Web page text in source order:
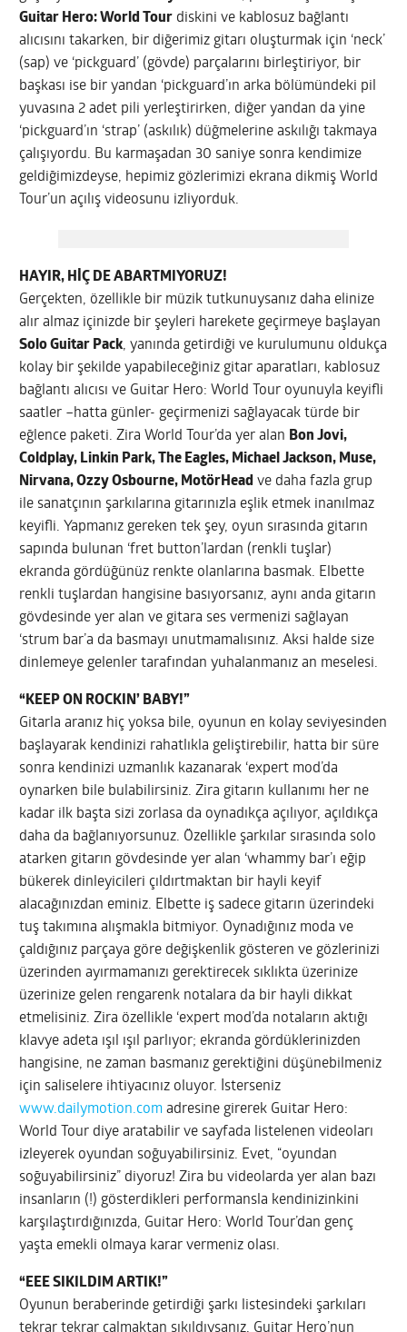
Guitar Hero: World Tour diskini ve kablosuz bağlantı
alıcısını takarken, bir diğerimiz gitarı oluşturmak için ‘neck’
(sap) ve ‘pickguard’ (gövde) parçalarını birleştiriyor, bir
başkası ise bir yandan ‘pickguard’ın arka bölümündeki pil
yuvasına 2 adet pili yerleştirirken, diğer yandan da yine
‘pickguard’ın ‘strap’ (askılık) düğmelerine askılığı takmaya
çalışıyordu. Bu karmaşadan 30 saniye sonra kendimize
geldiğimizdeyse, hepimiz gözlerimizi ekrana dikmiş World
Tour’un açılış videosunu izliyorduk.
HAYIR, HİÇ DE ABARTMIYORUZ!
Gerçekten, özellikle bir müzik tutkunuysanız daha elinize
alır almaz içinizde bir şeyleri harekete geçirmeye başlayan
Solo Guitar Pack, yanında getirdiği ve kurulumunu oldukça
kolay bir şekilde yapabileceğiniz gitar aparatları, kablosuz
bağlantı alıcısı ve Guitar Hero: World Tour oyunuyla keyifli
saatler –hatta günler- geçirmenizi sağlayacak türde bir
eğlence paketi. Zira World Tour’da yer alan Bon Jovi,
Coldplay, Linkin Park, The Eagles, Michael Jackson, Muse,
Nirvana, Ozzy Osbourne, MotörHead ve daha fazla grup
ile sanatçının şarkılarına gitarınızla eşlik etmek inanılmaz
keyifli. Yapmanız gereken tek şey, oyun sırasında gitarın
sapında bulunan ‘fret button’lardan (renkli tuşlar)
ekranda gördüğünüz renkte olanlarına basmak. Elbette
renkli tuşlardan hangisine basıyorsanız, aynı anda gitarın
gövdesinde yer alan ve gitara ses vermenizi sağlayan
‘strum bar’a da basmayı unutmamalısınız. Aksi halde size
dinlemeye gelenler tarafından yuhalanmanız an meselesi.
“KEEP ON ROCKIN’ BABY!”
Gitarla aranız hiç yoksa bile, oyunun en kolay seviyesinden
başlayarak kendinizi rahatlıkla geliştirebilir, hatta bir süre
sonra kendinizi uzmanlık kazanarak ‘expert mod’da
oynarken bile bulabilirsiniz. Zira gitarın kullanımı her ne
kadar ilk başta sizi zorlasa da oynadıkça açılıyor, açıldıkça
daha da bağlanıyorsunuz. Özellikle şarkılar sırasında solo
atarken gitarın gövdesinde yer alan ‘whammy bar’ı eğip
bükerek dinleyicileri çıldırtmaktan bir hayli keyif
alacağınızdan eminiz. Elbette iş sadece gitarın üzerindeki
tuş takımına alışmakla bitmiyor. Oynadığınız moda ve
çaldığınız parçaya göre değişkenlik gösteren ve gözlerinizi
üzerinden ayırmamanızı gerektirecek sıklıkta üzerinize
üzerinize gelen rengarenk notalara da bir hayli dikkat
etmelisiniz. Zira özellikle ‘expert mod’da notaların aktığı
klavye adeta ışıl ışıl parlıyor; ekranda gördüklerinizden
hangisine, ne zaman basmanız gerektiğini düşünebilmeniz
için saliselere ihtiyacınız oluyor. İsterseniz
www.dailymotion.com adresine girerek Guitar Hero:
World Tour diye aratabilir ve sayfada listelenen videoları
izleyerek oyundan soğuyabilirsiniz. Evet, “oyundan
soğuyabilirsiniz” diyoruz! Zira bu videolarda yer alan bazı
insanların (!) gösterdikleri performansla kendinizinkini
karşılaştırdığınızda, Guitar Hero: World Tour’dan genç
yaşta emekli olmaya karar vermeniz olası.
“EEE SIKILDIM ARTIK!”
Oyunun beraberinde getirdiği şarkı listesindeki şarkıları
tekrar tekrar çalmaktan sıkıldıysanız, Guitar Hero’nun